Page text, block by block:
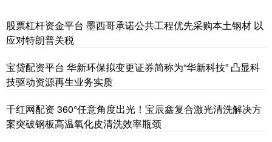
股票杠杆资金平台 墨西哥承诺公共工程优先采购本土钢材 以
应对特朗普关税
宝贷配资平台 华新环保拟变更证券简称为“华新科技” 凸显科
技驱动资源再生业务实质
千红网配资 360°任意角度出光！宝辰鑫复合激光清洗解决方
案突破钢板高温氧化皮清洗效率瓶颈